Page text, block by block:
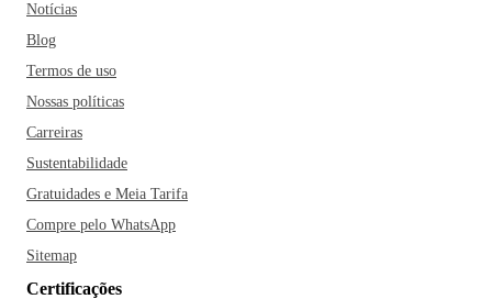
Notícias
Blog
Termos de uso
Nossas políticas
Carreiras
Sustentabilidade
Gratuidades e Meia Tarifa
Compre pelo WhatsApp
Sitemap
Certificações